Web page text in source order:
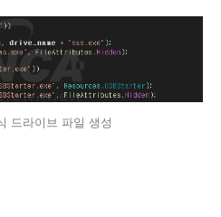
드라이브 파일 생성